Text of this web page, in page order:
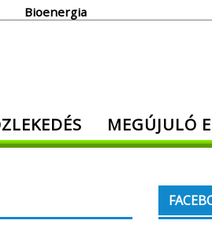
Bioenergia
MEGÚJULÓ